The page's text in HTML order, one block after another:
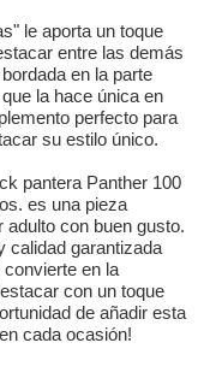
le aporta un toque
entre las demás
en la parte
la hace única en
perfecto para
su estilo único.
pantera Panther 100
es una pieza
adulto con buen gusto.
calidad garantizada
en la
con un toque
de añadir esta
cada ocasión!